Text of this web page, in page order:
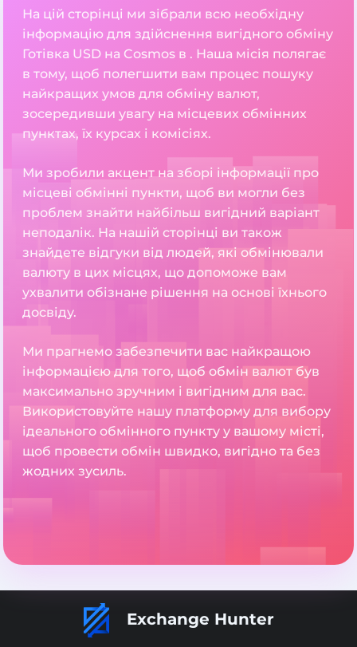
На цій сторінці ми зібрали всю необхідну
інформацію для здійснення вигідного обміну
Готівка USD на Cosmos в . Наша місія полягає
в тому, щоб полегшити вам процес пошуку
найкращих умов для обміну валют,
зосередивши увагу на місцевих обмінних
пунктах, їх курсах і комісіях.
Ми зробили акцент на зборі інформації про
місцеві обмінні пункти, щоб ви могли без
проблем знайти найбільш вигідний варіант
неподалік. На нашій сторінці ви також
знайдете відгуки від людей, які обмінювали
валюту в цих місцях, що допоможе вам
ухвалити обізнане рішення на основі їхнього
досвіду.
Ми прагнемо забезпечити вас найкращою
інформацією для того, щоб обмін валют був
максимально зручним і вигідним для вас.
Використовуйте нашу платформу для вибору
ідеального обмінного пункту у вашому місті,
щоб провести обмін швидко, вигідно та без
жодних зусиль.
Exchange Hunter